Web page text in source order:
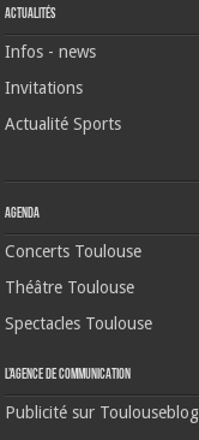
Actualités
Infos - news
Invitations
Actualité Sports
Agenda
Concerts Toulouse
Théâtre Toulouse
Spectacles Toulouse
L’agence de communication
Publicité sur Toulouseblog